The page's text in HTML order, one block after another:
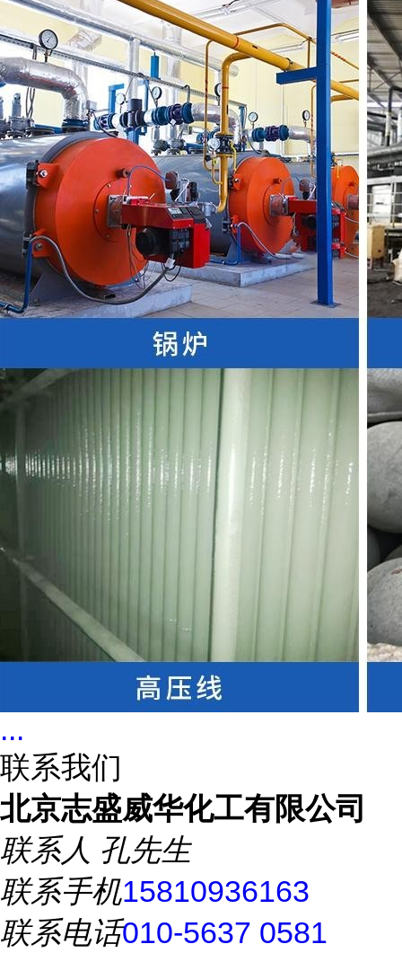
...
联系我们
北京志盛威华化工有限公司
联系人 孔先生
联系手机15810936163
联系电话010-5637 0581